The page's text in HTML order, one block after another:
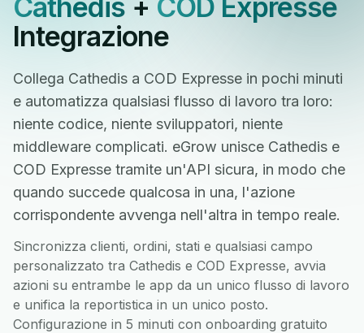
Cathedis+ COD Expresse
Integrazione
Collega Cathedis a COD Expresse in pochi minuti
e automatizza qualsiasi flusso di lavoro tra loro:
niente codice, niente sviluppatori, niente
middleware complicati. eGrow unisce Cathedis e
COD Expresse tramite un'API sicura, in modo che
quando succede qualcosa in una, l'azione
corrispondente avvenga nell'altra in tempo reale.
Sincronizza clienti, ordini, stati e qualsiasi campo
personalizzato tra Cathedis e COD Expresse, avvia
azioni su entrambe le app da un unico flusso di lavoro
e unifica la reportistica in un unico posto.
Configurazione in 5 minuti con onboarding gratuito